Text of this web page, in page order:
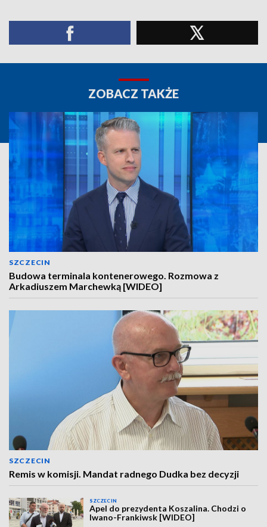
ZOBACZ TAKŻE
SZCZECIN
Budowa terminala kontenerowego. Rozmowa z
Arkadiuszem Marchewką [WIDEO]
SZCZECIN
Remis w komisji. Mandat radnego Dudka bez decyzji
SZCZECIN
Apel do prezydenta Koszalina. Chodzi o
Iwano-Frankiwsk [WIDEO]